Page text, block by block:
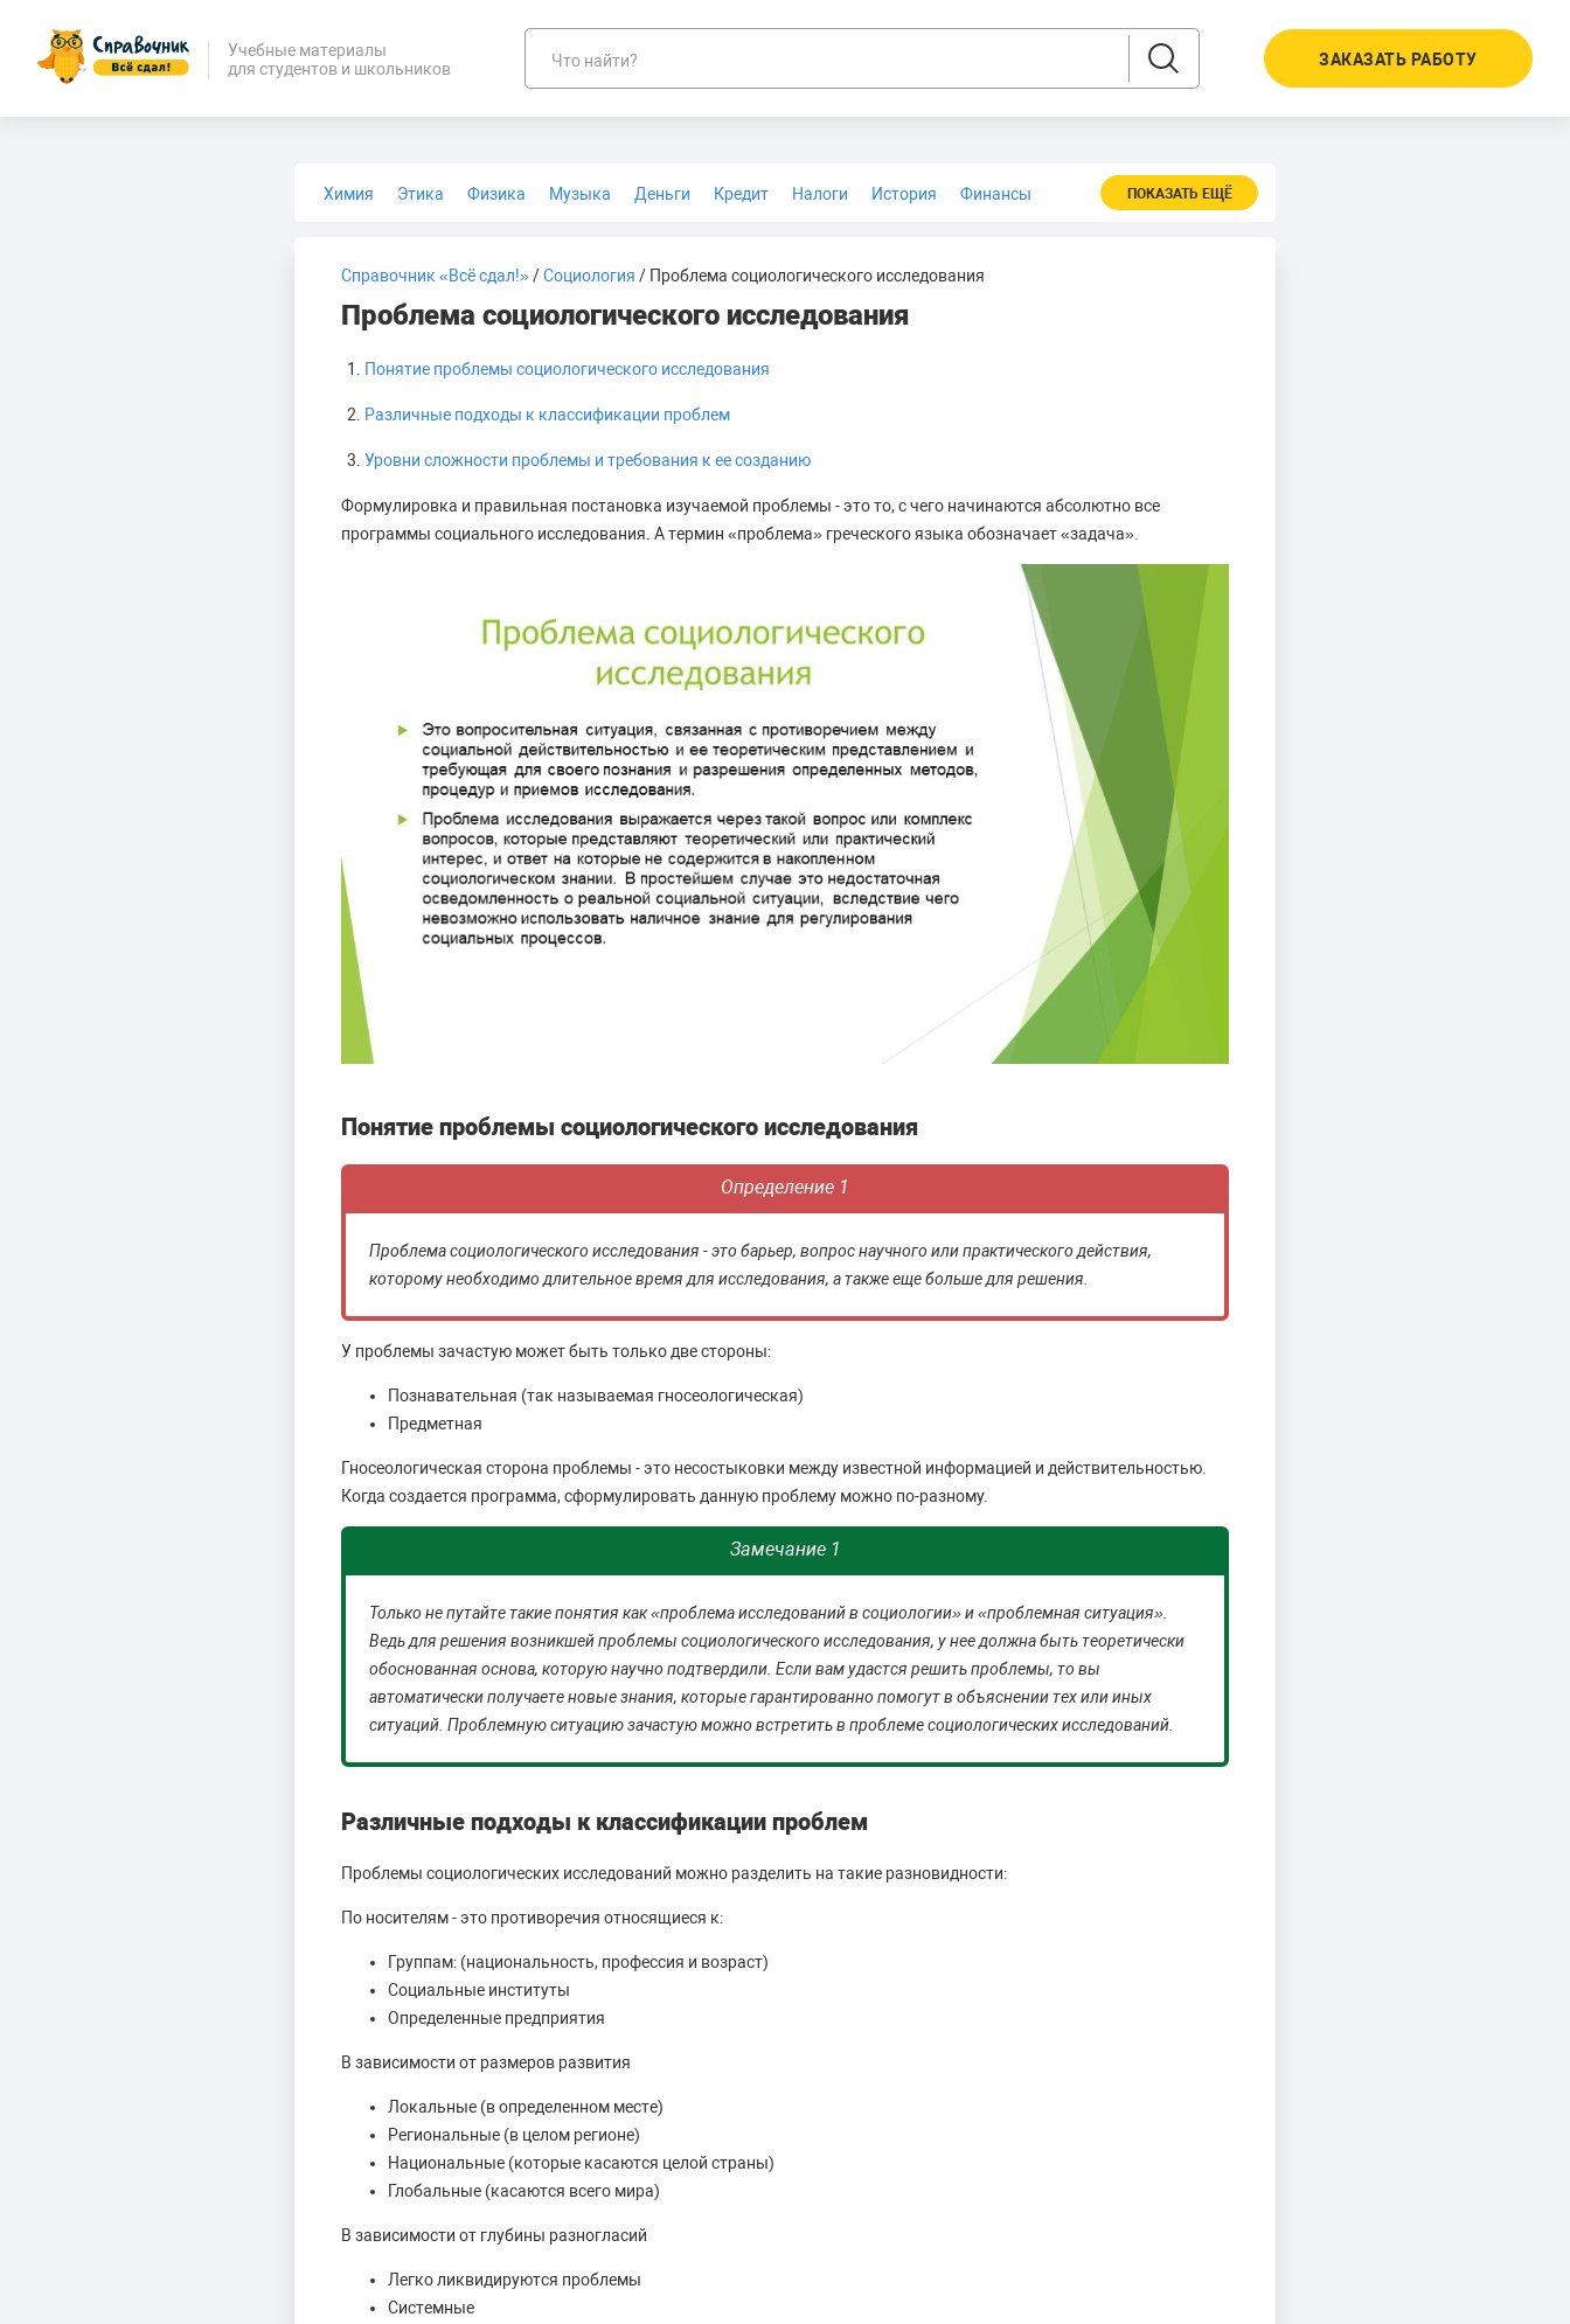
Учебные материалы
для студентов и школьников
Что найти? ЗАКАЗАТЬ РАБОТУ
Химия Этика Физика Музыка Деньги Кредит Налоги История
Финансы
ПОКАЗАТЬ ЕЩЁ
Справочник «Всё сдал!»/Социология / Проблема социологического исследования
Проблема социологического исследования
Понятие проблемы социологического исследования
Различные подходы к классификации проблем
Уровни сложности проблемы и требования к ее созданию
Формулировка и правильная постановка изучаемой проблемы - это то, с чего начинаются абсолютно все
программы социального исследования. А термин «проблема» греческого языка обозначает «задача».
Понятие проблемы социологического исследования
Определение 1
Проблема социологического исследования - это барьер, вопрос научного или практического действия,
которому необходимо длительное время для исследования, а также еще больше для решения.
У проблемы зачастую может быть только две стороны:
Познавательная (так называемая гносеологическая)
Предметная
Гносеологическая сторона проблемы - это несостыковки между известной информацией и действительностью.
Когда создается программа, сформулировать данную проблему можно по-разному.
Замечание 1
Только не путайте такие понятия как «проблема исследований в социологии» и «проблемная ситуация».
Ведь для решения возникшей проблемы социологического исследования, у нее должна быть теоретически
обоснованная основа, которую научно подтвердили. Если вам удастся решить проблемы, то вы
автоматически получаете новые знания, которые гарантированно помогут в объяснении тех или иных
ситуаций. Проблемную ситуацию зачастую можно встретить в проблеме социологических исследований.
Различные подходы к классификации проблем
Проблемы социологических исследований можно разделить на такие разновидности:
По носителям - это противоречия относящиеся к:
Группам: (национальность, профессия и возраст)
Социальные институты
Определенные предприятия
В зависимости от размеров развития
Локальные (в определенном месте)
Региональные (в целом регионе)
Национальные (которые касаются целой страны)
Глобальные (касаются всего мира)
В зависимости от глубины разногласий
Легко ликвидируются проблемы
Системные